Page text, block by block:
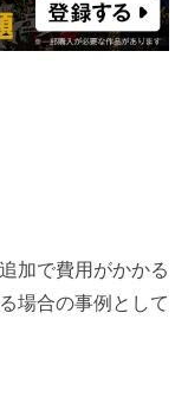
加で費用がかかる
場合の事例として